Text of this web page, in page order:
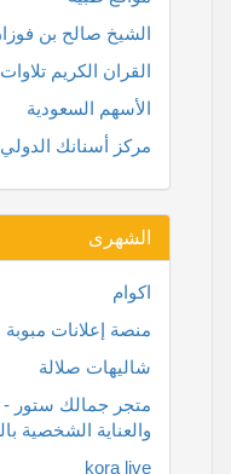
الشيخ صالح بن
القران الكريم تلاوات
الأسهم السعودية
مركز أسنانك الدولي
الشهرى
اكوام
منصة إعلانات مبوبة
شاليهات صلالة
متجر جمالك ستور
والعناية الشخصية
kora live